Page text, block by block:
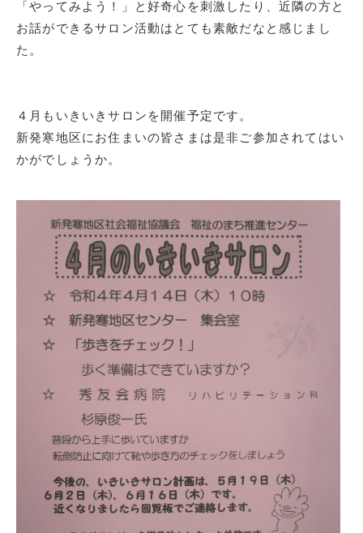
「やってみよう！」と好奇心を刺激したり、近隣の方と
お話ができるサロン活動はとても素敵だなと感じまし
た。
４月もいきいきサロンを開催予定です。
新発寒地区にお住まいの皆さまは是非ご参加されてはい
かがでしょうか。